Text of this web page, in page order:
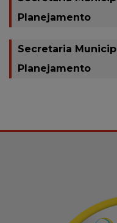
Planejamento
Secretaria
Planejamento